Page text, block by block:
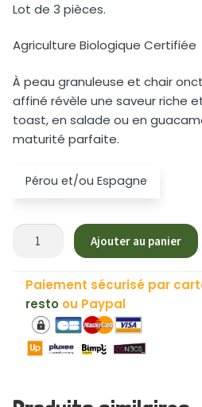
Lot de 3 pièces.
Agriculture Biologique Certifiée
À peau granuleuse et chair
affiné révèle une saveur riche
toast, en salade ou en
maturité parfaite.
Pérou et/ou Espagne
quantité
Hass
Mûr
Ajouter au panier
Paiement sécurisé par
resto ou Paypal